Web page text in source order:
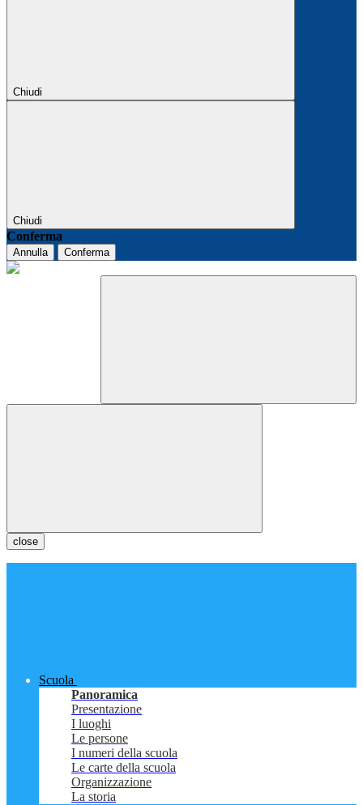
Chiudi
Chiudi
Conferma
Annulla Conferma
close
Scuola
Panoramica
Presentazione
I luoghi
Le persone
I numeri della scuola
Le carte della scuola
Organizzazione
La storia